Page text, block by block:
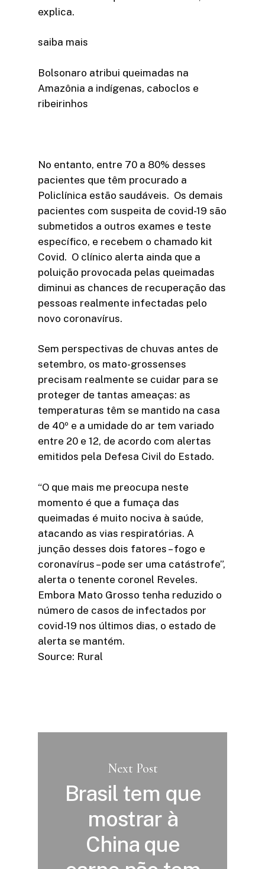
explica.
saiba mais
Bolsonaro atribui queimadas na
Amazônia a indígenas, caboclos e
ribeirinhos
No entanto, entre 70 a 80% desses
pacientes que têm procurado a
Policlínica estão saudáveis. Os demais
pacientes com suspeita de covid-19 são
submetidos a outros exames e teste
específico, e recebem o chamado kit
Covid. O clínico alerta ainda que a
poluição provocada pelas queimadas
diminui as chances de recuperação das
pessoas realmente infectadas pelo
novo coronavírus.
Sem perspectivas de chuvas antes de
setembro, os mato-grossenses
precisam realmente se cuidar para se
proteger de tantas ameaças: as
temperaturas têm se mantido na casa
de 40º e a umidade do ar tem variado
entre 20 e 12, de acordo com alertas
emitidos pela Defesa Civil do Estado.
“O que mais me preocupa neste
momento é que a fumaça das
queimadas é muito nociva à saúde,
atacando as vias respiratórias. A
junção desses dois fatores – fogo e
coronavírus – pode ser uma catástrofe”,
alerta o tenente coronel Reveles.
Embora Mato Grosso tenha reduzido o
número de casos de infectados por
covid-19 nos últimos dias, o estado de
alerta se mantém.
Source: Rural
Next Post
Brasil tem que
mostrar à
China que